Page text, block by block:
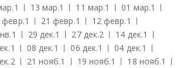
1 13 мар.1 11 мар.1 01 мар.1
февр.1 21 февр.1 12 февр.1
1 29 дек.1 27 дек.2 14 дек.1
1 08 дек.1 06 дек.1 04 дек.1
2 21 нояб.1 19 нояб.1 18 нояб.1